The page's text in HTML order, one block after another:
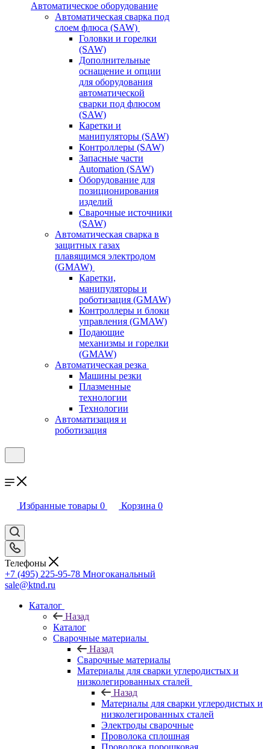
Автоматическое оборудование
Автоматическая сварка под
слоем флюса (SAW)
Головки и горелки
(SAW)
Дополнительные
оснащение и опции
для оборудования
автоматической
сварки под флюсом
(SAW)
Каретки и
манипуляторы (SAW)
Контроллеры (SAW)
Запасные части
Automation (SAW)
Оборудование для
позиционирования
изделий
Сварочные источники
(SAW)
Автоматическая сварка в
защитных газах
плавящимся электродом
(GMAW)
Каретки,
манипуляторы и
роботизация (GMAW)
Контроллеры и блоки
управления (GMAW)
Подающие
механизмы и горелки
(GMAW)
Автоматическая резка
Машины резки
Плазменные
технологии
Технологии
Автоматизация и
роботизация
Избранные товары 0 Корзина 0
Телефоны
+7 (495) 225-95-78 Многоканальный
sale@ktnd.ru
Каталог
Назад
Каталог
Сварочные материалы
Назад
Сварочные материалы
Материалы для сварки углеродистых и
низколегированных сталей
Назад
Материалы для сварки углеродистых и
низколегированных сталей
Электроды сварочные
Проволока сплошная
Проволока порошковая